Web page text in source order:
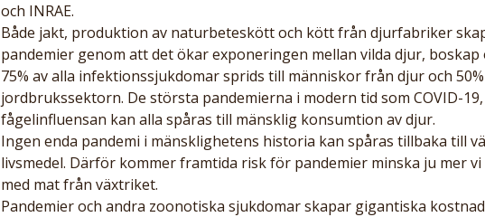
och INRAE.
Både jakt, produktion av naturbeteskött och kött från djurfabriker
pandemier genom att det ökar exponeringen mellan vilda djur, boskap
75% av alla infektionssjukdomar sprids till människor från djur och
jordbrukssektorn. De största pandemierna i modern tid som COVID-19,
fågelinfluensan kan alla spåras till mänsklig konsumtion av djur.
Ingen enda pandemi i mänsklighetens historia kan spåras tillbaka till
livsmedel. Därför kommer framtida risk för pandemier minska ju mer
med mat från växtriket.
Pandemier och andra zoonotiska sjukdomar skapar gigantiska